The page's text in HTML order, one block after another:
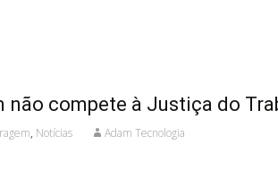
compete à Justiça do
, Notícias Adam Tecnologia